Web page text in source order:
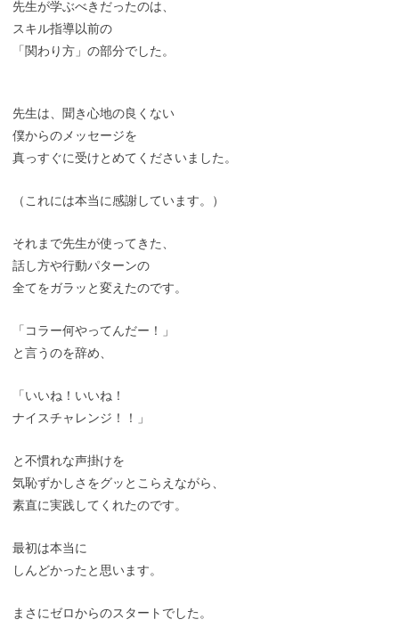
先生が学ぶべきだったのは、
スキル指導以前の
「関わり方」の部分でした。
先生は、聞き心地の良くない
僕からのメッセージを
真っすぐに受けとめてくださいました。
（これには本当に感謝しています。）
それまで先生が使ってきた、
話し方や行動パターンの
全てをガラッと変えたのです。
「コラー何やってんだー！」
と言うのを辞め、
「いいね！いいね！
ナイスチャレンジ！！」
と不慣れな声掛けを
気恥ずかしさをグッとこらえながら、
素直に実践してくれたのです。
最初は本当に
しんどかったと思います。
まさにゼロからのスタートでした。